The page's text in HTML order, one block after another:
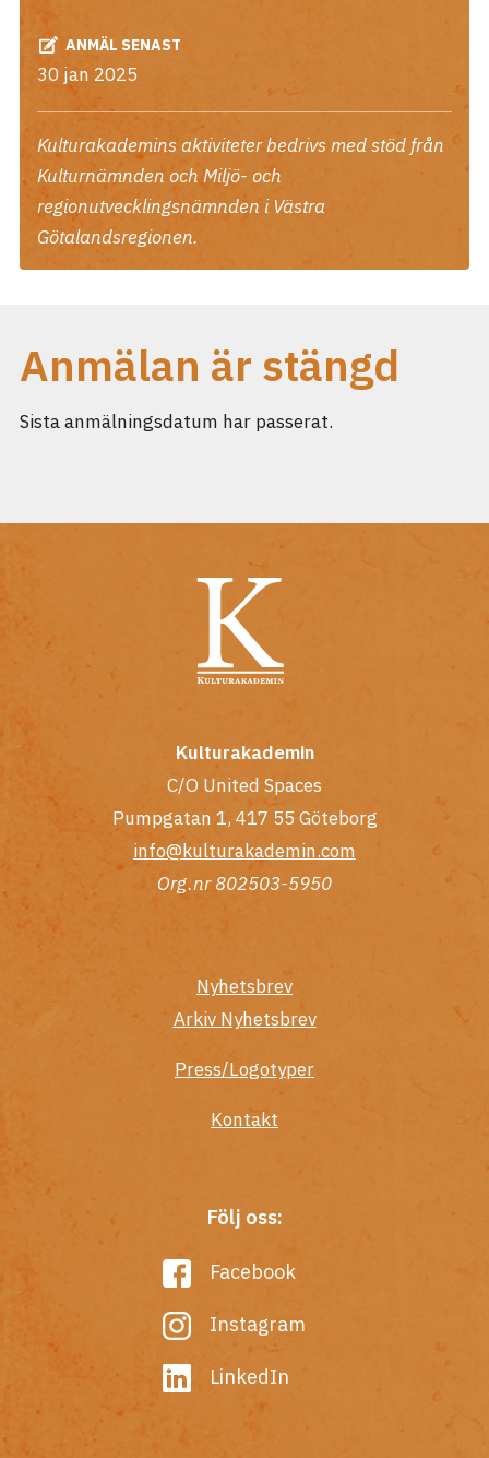
ANMÄL SENAST
30 jan 2025
Kulturakademins aktiviteter bedrivs med stöd från
Kulturnämnden och Miljö- och
regionutvecklingsnämnden i Västra
Götalandsregionen.
Anmälan är stängd
Sista anmälningsdatum har passerat.
Kulturakademin
C/O United Spaces
Pumpgatan 1, 417 55 Göteborg
info@kulturakademin.com
Org.nr 802503-5950
Nyhetsbrev
Arkiv Nyhetsbrev
Press/Logotyper
Kontakt
Följ oss:
Facebook
Instagram
LinkedIn